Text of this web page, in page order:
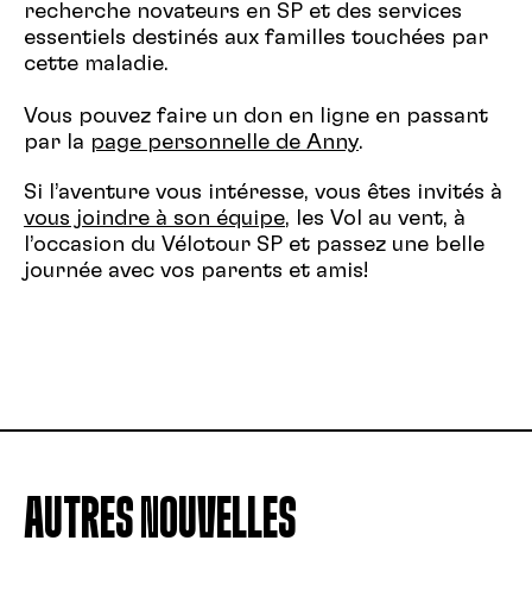
recherche novateurs en SP et des services
essentiels destinés aux familles touchées par
cette maladie.
Vous pouvez faire un don en ligne en passant
par la page personnelle de Anny.
Si l’aventure vous intéresse, vous êtes invités à
vous joindre à son équipe, les Vol au vent, à
l’occasion du Vélotour SP et passez une belle
journée avec vos parents et amis!
AUTRES NOUVELLES